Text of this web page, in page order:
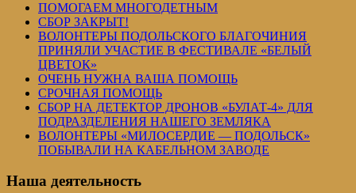
ПОМОГАЕМ МНОГОДЕТНЫМ
СБОР ЗАКРЫТ!
ВОЛОНТЕРЫ ПОДОЛЬСКОГО БЛАГОЧИНИЯ
ПРИНЯЛИ УЧАСТИЕ В ФЕСТИВАЛЕ «БЕЛЫЙ
ЦВЕТОК»
ОЧЕНЬ НУЖНА ВАША ПОМОЩЬ
СРОЧНАЯ ПОМОЩЬ
СБОР НА ДЕТЕКТОР ДРОНОВ «БУЛАТ-4» ДЛЯ
ПОДРАЗДЕЛЕНИЯ НАШЕГО ЗЕМЛЯКА
ВОЛОНТЕРЫ «МИЛОСЕРДИЕ — ПОДОЛЬСК»
ПОБЫВАЛИ НА КАБЕЛЬНОМ ЗАВОДЕ
Наша деятельность